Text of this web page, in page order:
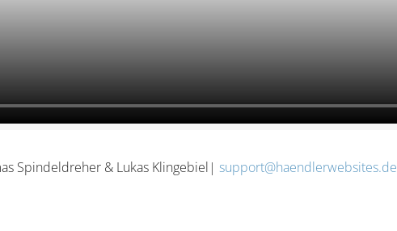
Spindeldreher & Lukas Klingebiel| support@haendlerwebsites.de